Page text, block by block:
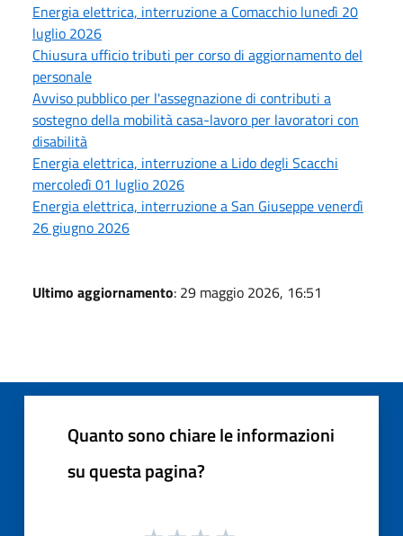
Energia elettrica, interruzione a Comacchio lunedì 20
luglio 2026
Chiusura ufficio tributi per corso di aggiornamento del
personale
Avviso pubblico per l'assegnazione di contributi a
sostegno della mobilità casa-lavoro per lavoratori con
disabilità
Energia elettrica, interruzione a Lido degli Scacchi
mercoledì 01 luglio 2026
Energia elettrica, interruzione a San Giuseppe venerdì
26 giugno 2026
Ultimo aggiornamento: 29 maggio 2026, 16:51
Quanto sono chiare le informazioni
su questa pagina?